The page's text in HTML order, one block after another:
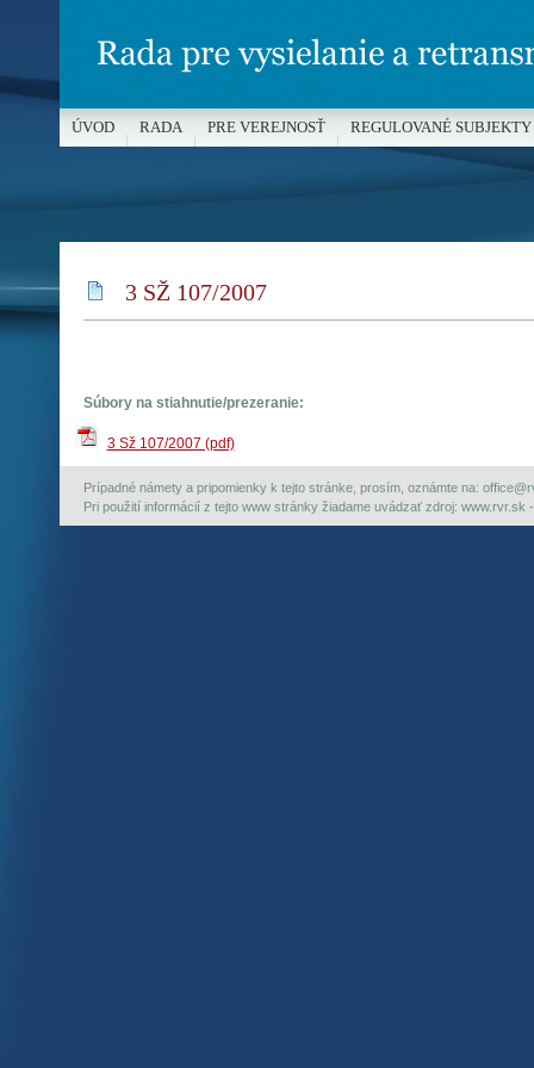
3 SŽ 107/2007
Súbory na stiahnutie/prezeranie:
3 Sž 107/2007 (pdf)
Prípadné námety a pripomienky k tejto stránke, prosím, oznámte na:
Pri použití informácií z tejto www stránky žiadame uvádzať zdroj: www.rvr.sk
ÚVOD RADA PRE VEREJNOSŤ REGULOVANÉ SUBJEKTY